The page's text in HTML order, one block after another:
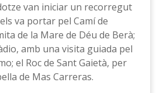
van iniciar un recorregut
va portar pel Camí de
de la Mare de Déu de Berà;
amb una visita guiada pel
el Roc de Sant Gaietà, per
de Mas Carreras.